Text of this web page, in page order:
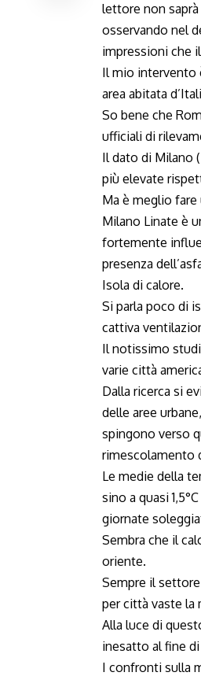
lettore non
osservando nel
impressioni che
Il mio intervento
area abitata
So bene che
ufficiali di
Il dato di Milano
più elevate
Ma è meglio fare
Milano Linate è
fortemente
presenza
Isola di calore.
Si parla poco di
cattiva
Il notissimo
varie città
Dalla ricerca si
delle aree
spingono verso
rimescolamento
Le medie della
sino a quasi
giornate
Sembra che il
oriente.
Sempre il
per città vaste la
Alla luce di
inesatto al fine
I confronti sulla